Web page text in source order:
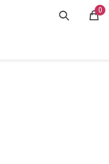
0
MI CUENTA